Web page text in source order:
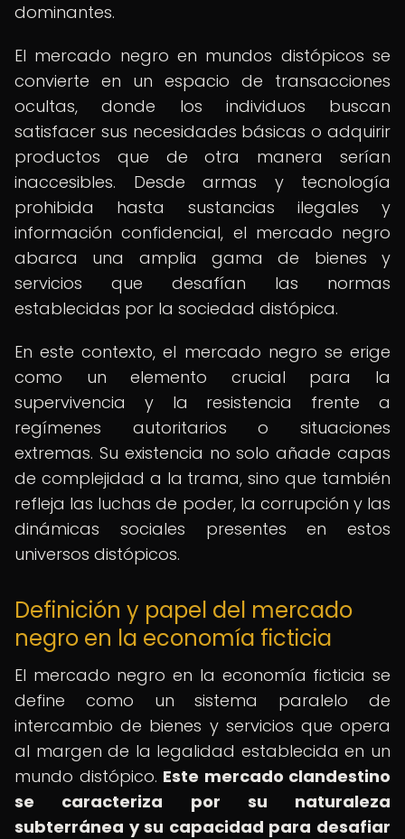
dominantes.
El mercado negro en mundos distópicos se
convierte en un espacio de transacciones
ocultas, donde los individuos buscan
satisfacer sus necesidades básicas o adquirir
productos que de otra manera serían
inaccesibles. Desde armas y tecnología
prohibida hasta sustancias ilegales y
información confidencial, el mercado negro
abarca una amplia gama de bienes y
servicios que desafían las normas
establecidas por la sociedad distópica.
En este contexto, el mercado negro se erige
como un elemento crucial para la
supervivencia y la resistencia frente a
regímenes autoritarios o situaciones
extremas. Su existencia no solo añade capas
de complejidad a la trama, sino que también
refleja las luchas de poder, la corrupción y las
dinámicas sociales presentes en estos
universos distópicos.
Definición y papel del mercado
negro en la economía ficticia
El mercado negro en la economía ficticia se
define como un sistema paralelo de
intercambio de bienes y servicios que opera
al margen de la legalidad establecida en un
mundo distópico. Este mercado clandestino
se caracteriza por su naturaleza
subterránea y su capacidad para desafiar